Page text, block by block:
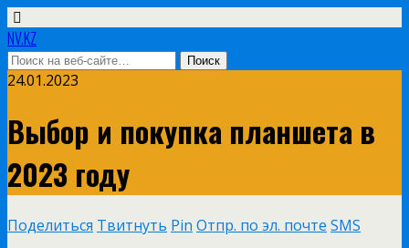
NV.KZ
24.01.2023
Выбор и покупка планшета в
2023 году
Поделиться Твитнуть Pin Отпр. по эл. почте SMS